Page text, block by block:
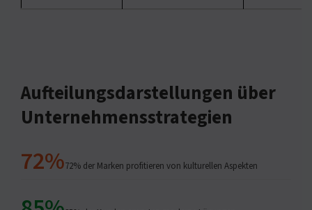
Aufteilungsdarstellungen über
Unternehmensstrategien
72%72% der Marken profitieren von kulturellen Aspekten